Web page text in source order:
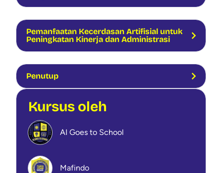
Pemanfaatan Kecerdasan Artifisial untuk
Peningkatan Kinerja dan Administrasi
Penutup
Kursus oleh
AI Goes to School
Mafindo